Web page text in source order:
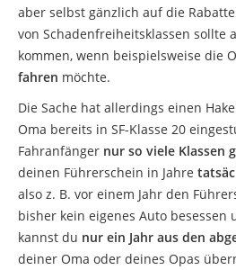
aber selbst gänzlich auf die
von Schadenfreiheitsklassen sollte
kommen, wenn beispielsweise die
fahren möchte.
Die Sache hat allerdings einen
Oma bereits in SF-Klasse 20
Fahranfänger nur so viele Klassen
deinen Führerschein in Jahre
also z. B. vor einem Jahr den
bisher kein eigenes Auto besessen
kannst du nur ein Jahr aus den
deiner Oma oder deines Opas